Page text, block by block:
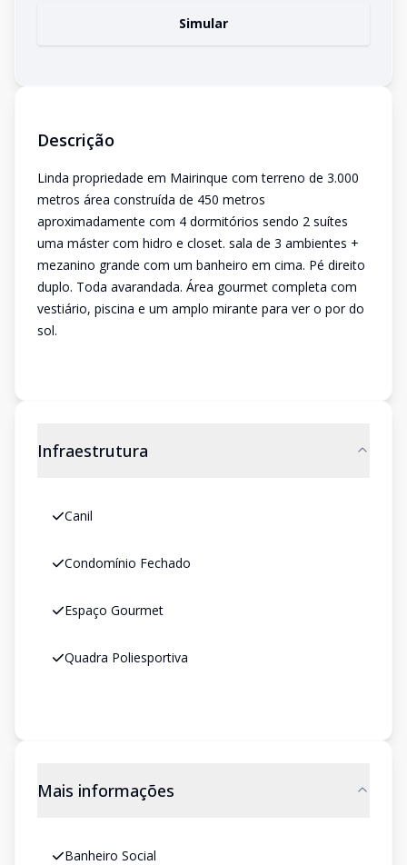
Simular
Descrição
Linda propriedade em Mairinque com terreno de 3.000
metros área construída de 450 metros
aproximadamente com 4 dormitórios sendo 2 suítes
uma máster com hidro e closet. sala de 3 ambientes +
mezanino grande com um banheiro em cima. Pé direito
duplo. Toda avarandada. Área gourmet completa com
vestiário, piscina e um amplo mirante para ver o por do
sol.
Infraestrutura
Canil
Condomínio Fechado
Espaço Gourmet
Quadra Poliesportiva
Mais informações
Banheiro Social